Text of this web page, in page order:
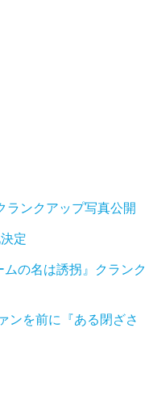
ランクアップ写真公開
定
の名は誘拐』クランク
ンを前に『ある閉ざさ